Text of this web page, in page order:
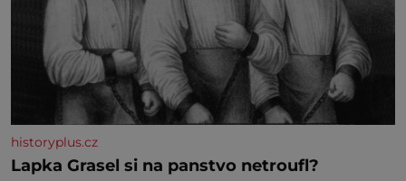
historyplus.cz
Lapka Grasel si na panstvo netroufl?